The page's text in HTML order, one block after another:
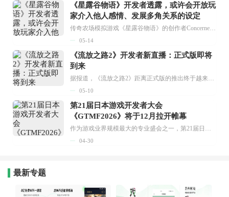
《星露谷物语》开发者透露，或许会开放玩
家介入他人感情、发展多角关系的设定
05-14
《流放之路2》开发者新直播：正式版即将
到来
05-10
第21届日本游戏开发者大会
《GTMF2026》将于12月拉开帷幕
04-30
最新专题